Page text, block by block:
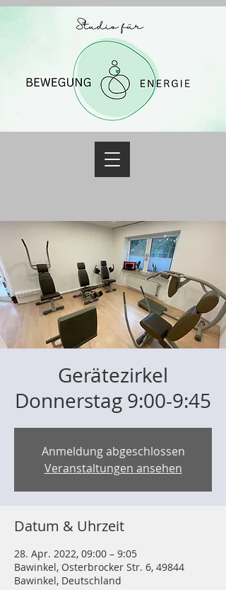
Gerätezirkel
Donnerstag 9:00-9:45
Anmeldung abgeschlossen
Veranstaltungen ansehen
Datum & Uhrzeit
28. Apr. 2022, 09:00 – 9:05
Bawinkel, Osterbrocker Str. 6, 49844
Bawinkel, Deutschland